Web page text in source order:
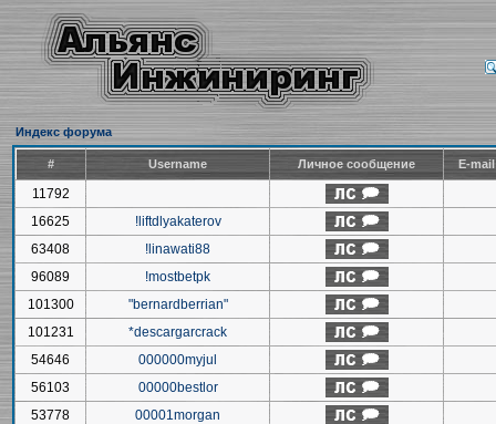
Индекс форума
# Username Личное сообщение E-
11792
16625
!liftdlyakaterov
63408
!linawati88
96089
!mostbetpk
101300
"bernardberrian"
101231
*descargarcrack
54646
000000myjul
56103
00000bestlor
53778
00001morgan